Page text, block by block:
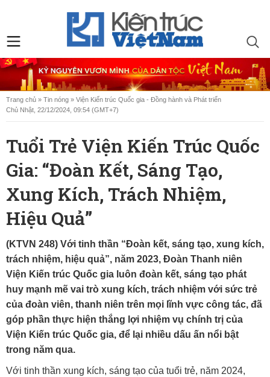
Trang chủ » Tin nóng » Viện Kiến trúc Quốc gia - Đồng hành và Phát triển
Chủ Nhật, 22/12/2024, 09:54 (GMT+7)
Tuổi Trẻ Viện Kiến Trúc Quốc
Gia: “Đoàn Kết, Sáng Tạo,
Xung Kích, Trách Nhiệm,
Hiệu Quả”
(KTVN 248) Với tinh thần “Đoàn kết, sáng tạo, xung kích,
trách nhiệm, hiệu quả”, năm 2023, Đoàn Thanh niên
Viện Kiến trúc Quốc gia luôn đoàn kết, sáng tạo phát
huy mạnh mẽ vai trò xung kích, trách nhiệm với sức trẻ
của đoàn viên, thanh niên trên mọi lĩnh vực công tác, đã
góp phần thực hiện thắng lợi nhiệm vụ chính trị của
Viện Kiến trúc Quốc gia, để lại nhiều dấu ấn nổi bật
trong năm qua.
Với tinh thần xung kích, sáng tạo của tuổi trẻ, năm 2024,